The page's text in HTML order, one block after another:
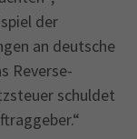
der
an deutsche
Reverse-
schuldet